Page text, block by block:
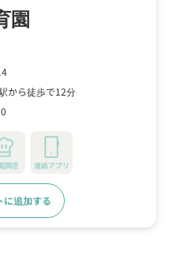
園
から徒歩で12分
調理 連絡アプリ
に追加する